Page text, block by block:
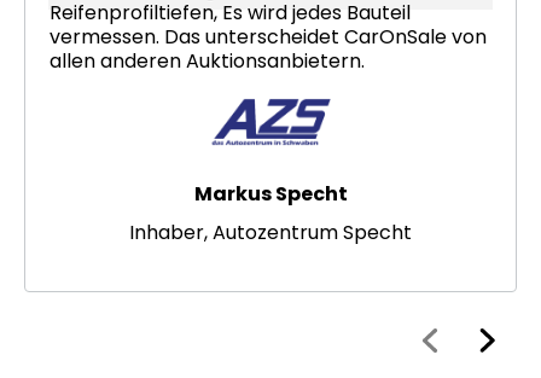
Reifenprofiltiefen, Es wird jedes Bauteil
vermessen. Das unterscheidet CarOnSale von
allen anderen Auktionsanbietern.
Markus Specht
Inhaber, Autozentrum Specht